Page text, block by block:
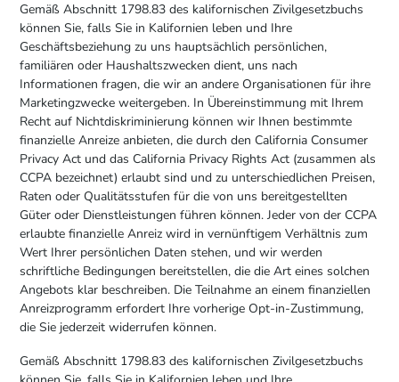
Gemäß Abschnitt 1798.83 des kalifornischen Zivilgesetzbuchs
können Sie, falls Sie in Kalifornien leben und Ihre
Geschäftsbeziehung zu uns hauptsächlich persönlichen,
familiären oder Haushaltszwecken dient, uns nach
Informationen fragen, die wir an andere Organisationen für ihre
Marketingzwecke weitergeben. In Übereinstimmung mit Ihrem
Recht auf Nichtdiskriminierung können wir Ihnen bestimmte
finanzielle Anreize anbieten, die durch den California Consumer
Privacy Act und das California Privacy Rights Act (zusammen als
CCPA bezeichnet) erlaubt sind und zu unterschiedlichen Preisen,
Raten oder Qualitätsstufen für die von uns bereitgestellten
Güter oder Dienstleistungen führen können. Jeder von der CCPA
erlaubte finanzielle Anreiz wird in vernünftigem Verhältnis zum
Wert Ihrer persönlichen Daten stehen, und wir werden
schriftliche Bedingungen bereitstellen, die die Art eines solchen
Angebots klar beschreiben. Die Teilnahme an einem finanziellen
Anreizprogramm erfordert Ihre vorherige Opt-in-Zustimmung,
die Sie jederzeit widerrufen können.
Gemäß Abschnitt 1798.83 des kalifornischen Zivilgesetzbuchs